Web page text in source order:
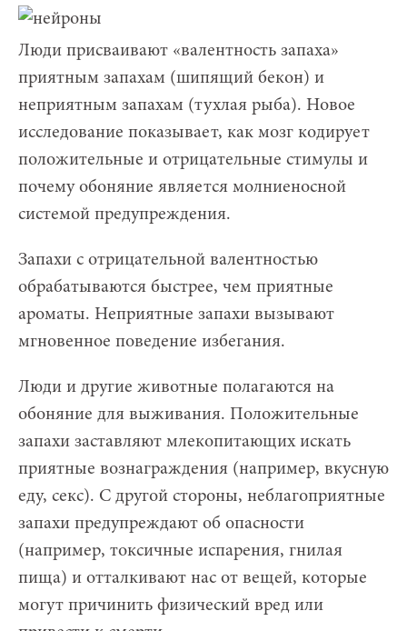
Люди присваивают «валентность запаха»
приятным запахам (шипящий бекон) и
неприятным запахам (тухлая рыба). Новое
исследование показывает, как мозг кодирует
положительные и отрицательные стимулы и
почему обоняние является молниеносной
системой предупреждения.
Запахи с отрицательной валентностью
обрабатываются быстрее, чем приятные
ароматы. Неприятные запахи вызывают
мгновенное поведение избегания.
Люди и другие животные полагаются на
обоняние для выживания. Положительные
запахи заставляют млекопитающих искать
приятные вознаграждения (например, вкусную
еду, секс). С другой стороны, неблагоприятные
запахи предупреждают об опасности
(например, токсичные испарения, гнилая
пища) и отталкивают нас от вещей, которые
могут причинить физический вред или